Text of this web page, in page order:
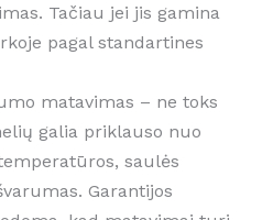
Tačiau jei jis gamina
pagal standartines
matavimas – ne toks
galia priklauso nuo
saulės
Garantijos